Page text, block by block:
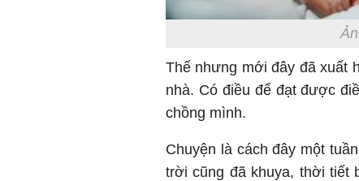
Thế nhưng mới đây đã xuất
nhà. Có điều để đạt được
chồng mình.
Chuyện là cách đây một
trời cũng đã khuya, thời tiết